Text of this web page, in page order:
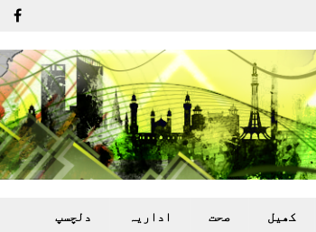
کھيل صحت اداريہ دلچسپ